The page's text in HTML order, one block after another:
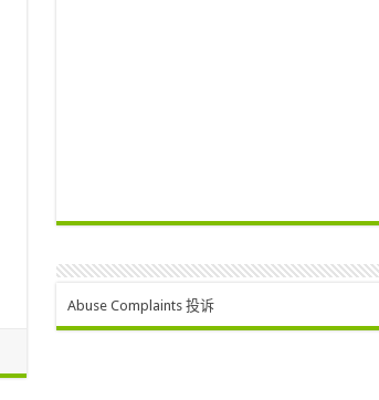
Abuse Complaints 投诉